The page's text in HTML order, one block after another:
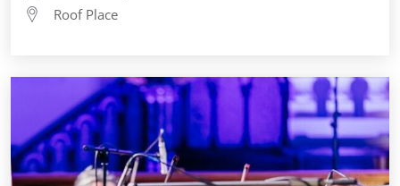
Roof Place